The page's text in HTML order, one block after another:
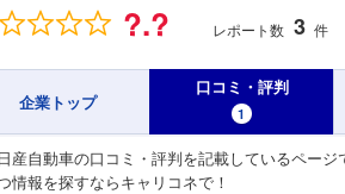
価 ?.? レポート数 3 件
企業トップ
口コミ・評判
1
産自動車の口コミ・評判を記載しているペー
情報を探すならキャリコネで！